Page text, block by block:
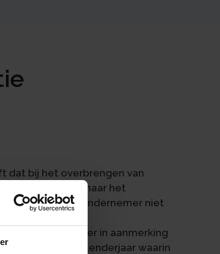
dat bij het overbrengen van
onderneming naar het
wanneer de ondernemer niet
niet eerder in aanmerking
over het kalenderjaar waarin